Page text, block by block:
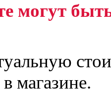
могут
магазине.